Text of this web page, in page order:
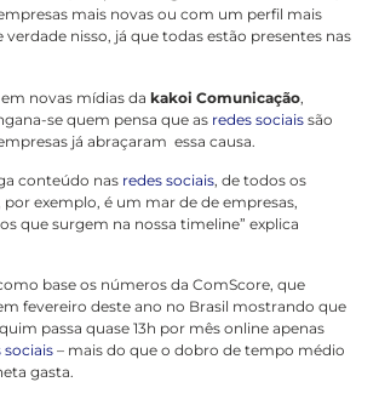
mais novas ou com um perfil mais
verdade nisso, já que todas estão presentes nas
novas mídias da kakoi Comunicação,
se quem pensa que as redes sociais são
já abraçaram essa causa.
conteúdo nas redes sociais, de todos os
por exemplo, é um mar de de empresas,
que surgem na nossa timeline” explica
base os números da ComScore, que
fevereiro deste ano no Brasil mostrando que
passa quase 13h por mês online apenas
sociais – mais do que o dobro de tempo médio
gasta.